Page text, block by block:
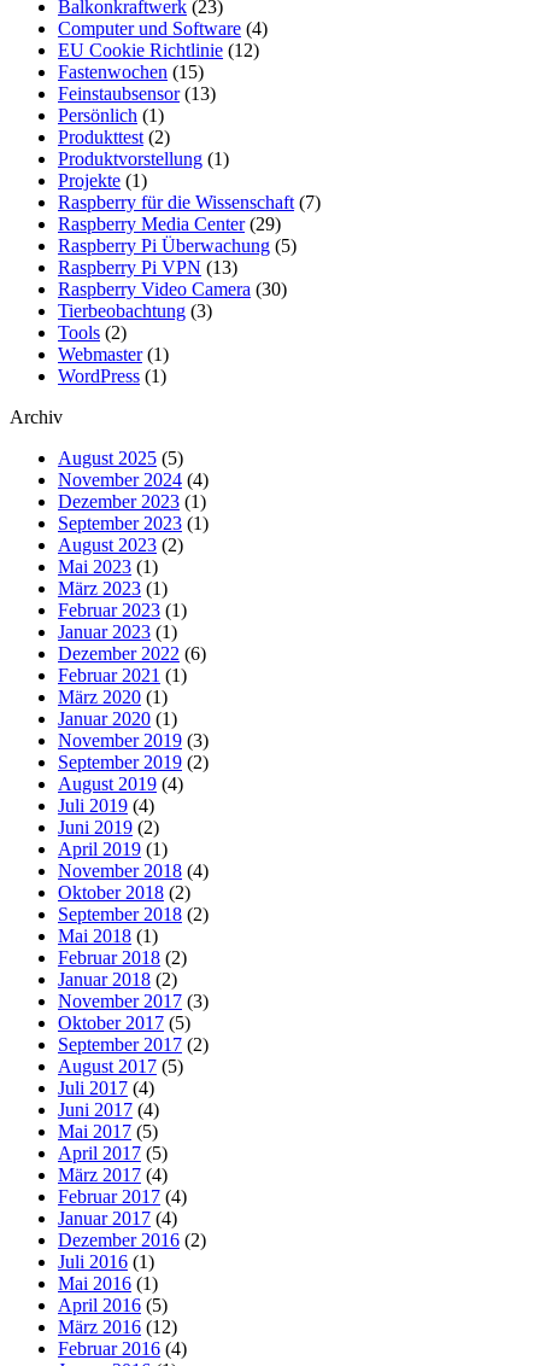
Balkonkraftwerk (23)
Computer und Software (4)
EU Cookie Richtlinie (12)
Fastenwochen (15)
Feinstaubsensor(13)
Persönlich (1)
Produkttest (2)
Produktvorstellung (1)
Projekte (1)
Raspberry für die Wissenschaft (7)
Raspberry Media Center(29)
Raspberry Pi Überwachung (5)
Raspberry Pi VPN (13)
Raspberry Video Camera (30)
Tierbeobachtung (3)
Tools (2)
Webmaster(1)
WordPress (1)
Archiv
August 2025 (5)
November 2024 (4)
Dezember 2023 (1)
September 2023 (1)
August 2023 (2)
Mai 2023 (1)
März 2023 (1)
Februar 2023 (1)
Januar 2023 (1)
Dezember 2022 (6)
Februar 2021 (1)
März 2020 (1)
Januar 2020 (1)
November 2019 (3)
September 2019 (2)
August 2019 (4)
Juli 2019 (4)
Juni 2019 (2)
April 2019 (1)
November 2018 (4)
Oktober 2018 (2)
September 2018 (2)
Mai 2018 (1)
Februar 2018 (2)
Januar 2018 (2)
November 2017 (3)
Oktober 2017 (5)
September 2017 (2)
August 2017 (5)
Juli 2017 (4)
Juni 2017 (4)
Mai 2017 (5)
April 2017 (5)
März 2017 (4)
Februar 2017 (4)
Januar 2017 (4)
Dezember 2016 (2)
Juli 2016 (1)
Mai 2016 (1)
April 2016 (5)
März 2016 (12)
Februar 2016 (4)